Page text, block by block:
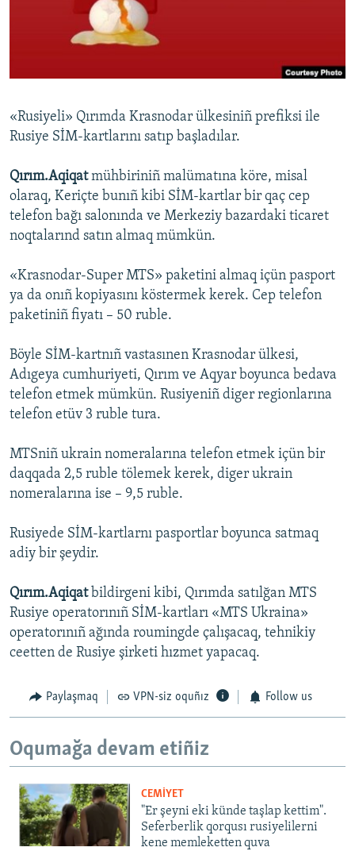
RFE/RS bütün saytları
«Rusiyeli» Qırımda Krasnodar ülkesiniñ prefiksi ile
Rusiye SİM-kartlarını satıp başladılar.
Qırım.Aqiqatmühbiriniñ malümatına köre, misal
olaraq, Keriçte bunıñ kibi SİM-kartlar bir qaç cep
telefon bağı salonında ve Merkeziy bazardaki ticaret
noqtalarınd satın almaq mümkün.
«Krasnodar-Super MTS» paketini almaq içün pasport
ya da onıñ kopiyasını köstermek kerek. Cep telefon
paketiniñ fiyatı – 50 ruble.
Böyle SİM-kartnıñ vastasınen Krasnodar ülkesi,
Adıgeya cumhuriyeti, Qırım ve Aqyar boyunca bedava
telefon etmek mümkün. Rusiyeniñ diger regionlarına
telefon etüv 3 ruble tura.
MTSniñ ukrain nomeralarına telefon etmek içün bir
daqqada 2,5 ruble tölemek kerek, diger ukrain
nomeralarına ise – 9,5 ruble.
Rusiyede SİM-kartlarnı pasportlar boyunca satmaq
adiy bir şeydir.
Qırım.Aqiqat bildirgeni kibi, Qırımda satılğan MTS
Rusiye operatorınıñ SİM-kartları «MTS Ukraina»
operatorınıñ ağında roumingde çalışacaq, tehnikiy
ceetten de Rusiye şirketi hızmet yapacaq.
Paylaşmaq VPN-siz oquñız Follow us
Oqumağa devam etiñiz
CEMİYET
"Er şeyni eki künde taşlap kettim".
Seferberlik qorqusı rusiyelilerni
kene memleketten quva